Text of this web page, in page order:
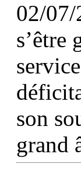
02/07/
s’être
son
grand